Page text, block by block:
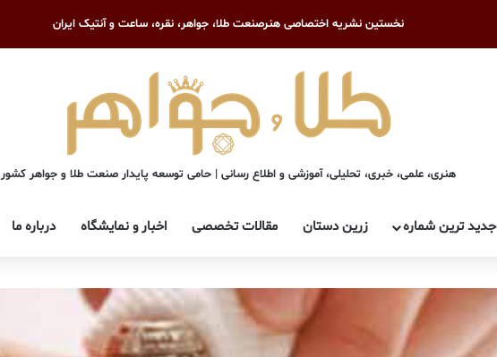
نخستین نشریه اختصاصی هنرصنعت طلا، جواهر، نقره، ساعت و آنتیک ایران
هنری، علمی، خبری، تحلیلی، آموزشی و اطلاع رسانی | حامی توسعه پایدار صنعت طلا و جواهر کشور
جدید ترین شماره زرین دستان مقالات تخصصی اخبار و نمایشگاه درباره ما